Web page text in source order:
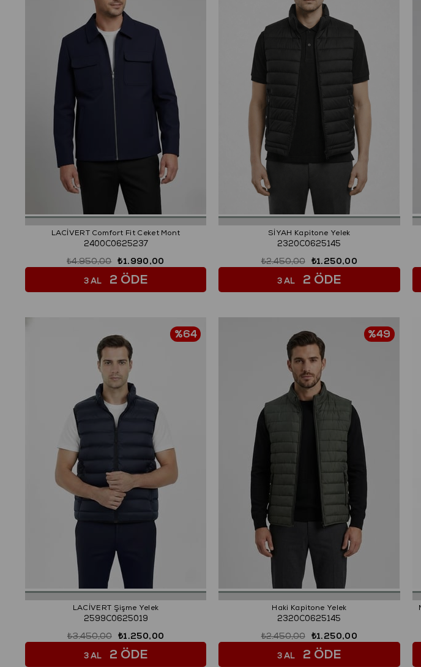
LACİVERT Comfort Fit Ceket Mont
2400C0625237
₺1.990,00
₺4.950,00
3 AL 2 ÖDE
SİYAH Kapitone Yelek
2320C0625145
₺1.250,00
₺2.450,00
3 AL 2 ÖDE
LACİVERT Şişme Yelek
2599C0625019
₺1.250,00
₺3.450,00
%64
3 AL 2 ÖDE
Haki Kapitone Yelek
2320C0625145
₺1.250,00
₺2.450,00
%49
3 AL 2 ÖDE